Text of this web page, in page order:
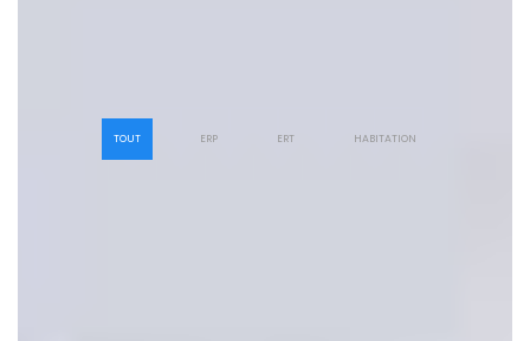
TOUT ERP ERT HABITATION